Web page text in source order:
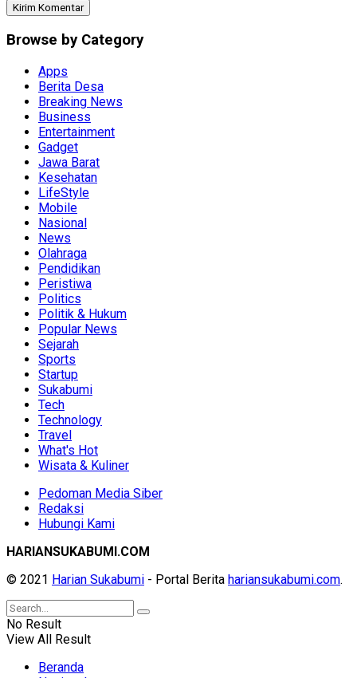
Browse by Category
Apps
Berita Desa
Breaking News
Business
Entertainment
Gadget
Jawa Barat
Kesehatan
LifeStyle
Mobile
Nasional
News
Olahraga
Pendidikan
Peristiwa
Politics
Politik & Hukum
Popular News
Sejarah
Sports
Startup
Sukabumi
Tech
Technology
Travel
What's Hot
Wisata & Kuliner
Pedoman Media Siber
Redaksi
Hubungi Kami
HARIANSUKABUMI.COM
© 2021 Harian Sukabumi - Portal Berita hariansukabumi.com.
No Result
View All Result
Beranda